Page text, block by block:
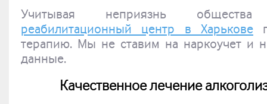
Учитывая неприязнь
реабилитационный центр в Харькове
терапию. Мы не ставим на наркоучет и
данные.
Качественное лечение